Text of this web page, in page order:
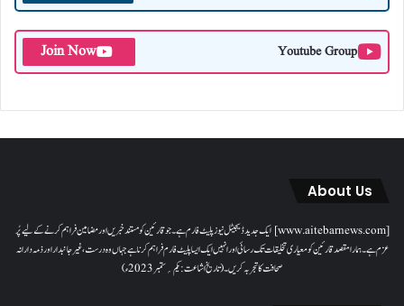
Youtube Group
Join Now
About Us
[www.aitebarnews.com] ایک جدید ڈیجیٹل نیوز پلیٹ فارم ہے۔ جو قارئین کو مستند خبریں اور مضامین فراہم کرنے کے لیے پُر
عزم ہے۔ ہمارا مقصدقارئین کو معیاری تخلیقات تک رسائی اور انہیں ایک ایسا پلیٹ فارم فراہم کرنا ہے جہاں وہ درست، غیر جانبدار اور ذمہ دارانہ
صحافت کا تجربہ کریں۔( تاریخ اشاعت : یکم؍ ستمبر 2023ء)